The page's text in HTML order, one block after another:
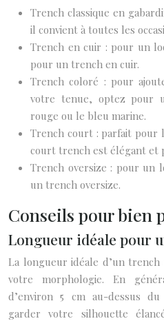
Trench classique en
il convient à toutes les
Trench en cuir : pour un
pour un trench en cuir.
Trench coloré : pour
votre tenue, optez pour
rouge ou le bleu marine.
Trench court : parfait pour
court trench est élégant et
Trench oversize : pour un
un trench oversize.
Conseils pour bien
Longueur idéale pour
La longueur idéale d’un
votre morphologie. En
d’environ 5 cm au-dessus
garder votre silhouette